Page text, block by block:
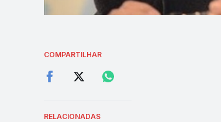
COMPARTILHAR
RELACIONADAS